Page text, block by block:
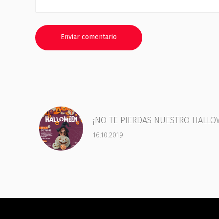
¡NO TE PIERDAS NUESTRO
16.10.2019